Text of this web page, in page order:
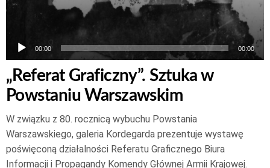
00:00 00:00
„Referat Graficzny”. Sztuka w
Powstaniu Warszawskim
W związku z 80. rocznicą wybuchu Powstania
Warszawskiego, galeria Kordegarda prezentuje wystawę
poświęconą działalności Referatu Graficznego Biura
Informacji i Propagandy Komendy Głównej Armii Krajowej.